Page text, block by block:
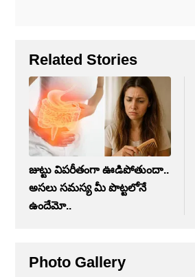
Related Stories
జుట్టు విపరీతంగా ఊడిపోతుందా..
అసలు సమస్య మీ పొట్టలోనే
ఉందేమో..
Photo Gallery